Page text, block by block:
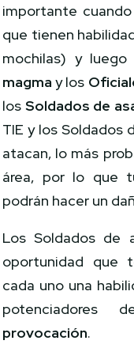
importante
que tienen
mochilas) y
magma y los
los Soldados de
TIE y los Soldados
atacan, lo más
área, por lo que
podrán hacer un
Los Soldados de
oportunidad que
cada uno una
provocación.